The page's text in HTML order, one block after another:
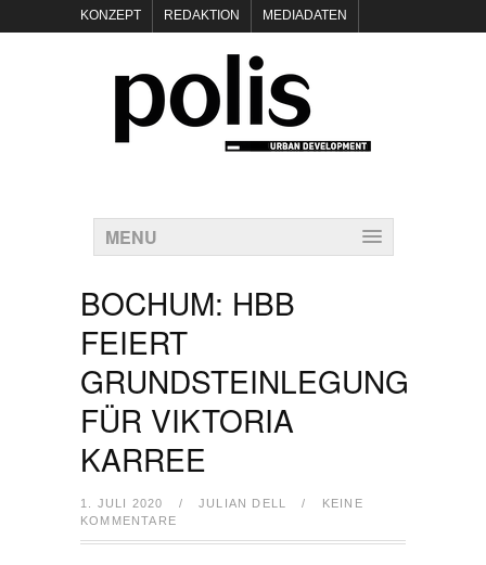
KONZEPT REDAKTION MEDIADATEN
POLIS KEYNOTES
KONTAKT DATENSCHUTZ IMPRESSUM
MENU
BOCHUM: HBB
FEIERT
GRUNDSTEINLEGUNG
FÜR VIKTORIA
KARREE
1. JULI 2020 / JULIAN DELL /
KEINE
KOMMENTARE